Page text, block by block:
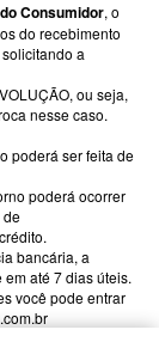
Consumidor, o
do recebimento
a
ou seja,
nesse caso.
poderá ser feita de
poderá ocorrer
de
bancária, a
até 7 dias úteis.
você pode entrar